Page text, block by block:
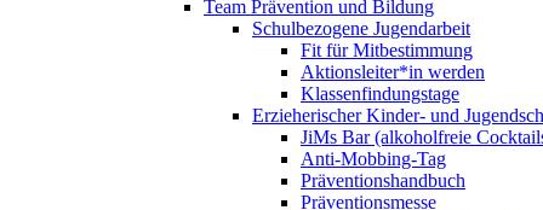
Team Prävention und Bildung
Schulbezogene Jugendarbeit
Fit für Mitbestimmung
Aktionsleiter*in werden
Klassenfindungstage
Erzieherischer Kinder- und
JiMs Bar (alkoholfreie
Anti-Mobbing-Tag
Präventionshandbuch
Präventionsmesse